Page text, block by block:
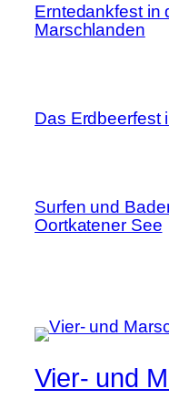
Erntedankfest in
Marschlanden
Das Erdbeerfest
Surfen und
Oortkatener See
Vier- und